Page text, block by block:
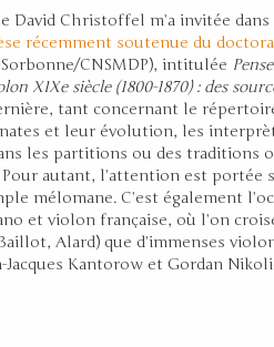
David Christoffel m’a invitée
récemment soutenue du
CNSMDP), intitulée
XIXe siècle (1800-1870) : des
tant concernant le
et leur évolution, les
les partitions ou des traditions
autant, l’attention est portée
mélomane. C’est également
et violon française, où l’on
Alard) que d’immenses
Kantorow et Gordan